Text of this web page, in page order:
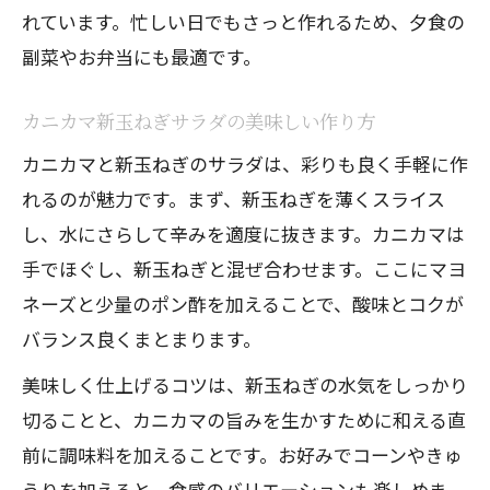
れています。忙しい日でもさっと作れるため、夕食の
副菜やお弁当にも最適です。
カニカマ新玉ねぎサラダの美味しい作り方
カニカマと新玉ねぎのサラダは、彩りも良く手軽に作
れるのが魅力です。まず、新玉ねぎを薄くスライス
し、水にさらして辛みを適度に抜きます。カニカマは
手でほぐし、新玉ねぎと混ぜ合わせます。ここにマヨ
ネーズと少量のポン酢を加えることで、酸味とコクが
バランス良くまとまります。
美味しく仕上げるコツは、新玉ねぎの水気をしっかり
切ることと、カニカマの旨みを生かすために和える直
前に調味料を加えることです。お好みでコーンやきゅ